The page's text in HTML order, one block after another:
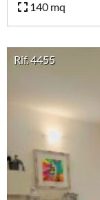
140 mq
Rif. 4455